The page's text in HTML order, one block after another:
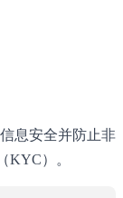
息安全并防止非
KYC）。